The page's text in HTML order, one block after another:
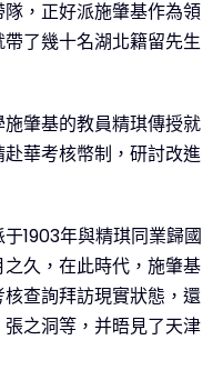
，正好派施肇基作為領
了幾十名湖北籍留先生
肇基的教員精琪傳授就
華考核幣制，研討改進
1903年與精琪同業歸國
久，在此時代，施肇基
查詢拜訪現實狀態，還
之洞等，并晤見了天津